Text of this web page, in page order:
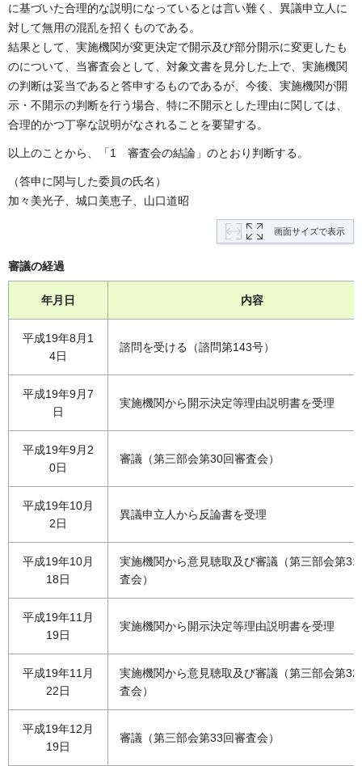
に基づいた合理的な説明になっているとは言い難く、異議申立人に
対して無用の混乱を招くものである。
結果として、実施機関が変更決定で開示及び部分開示に変更したも
のについて、当審査会として、対象文書を見分した上で、実施機関
の判断は妥当であると答申するものであるが、今後、実施機関が開
示・不開示の判断を行う場合、特に不開示とした理由に関しては、
合理的かつ丁寧な説明がなされることを要望する。
以上のことから、「1 審査会の結論」のとおり判断する。
（答申に関与した委員の氏名）
加々美光子、城口美恵子、山口道昭
画面サイズで表示
審議の経過
年月日 内容
平成19年8月1
4日
諮問を受ける（諮問第143号）
平成19年9月7
日
実施機関から開示決定等理由説明書を受理
平成19年9月2
0日
審議（第三部会第30回審査会）
平成19年10月
2日
異議申立人から反論書を受理
平成19年10月
18日
実施機関から意見聴取及び審議（第三部会第31
査会）
平成19年11月
19日
実施機関から開示決定等理由説明書を受理
平成19年11月
22日
実施機関から意見聴取及び審議（第三部会第32
査会）
平成19年12月
19日
審議（第三部会第33回審査会）